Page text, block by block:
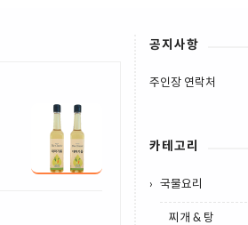
공지사항
주인장 연락처
카테고리
국물요리
찌개 & 탕